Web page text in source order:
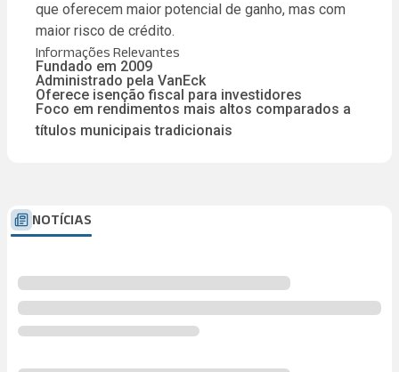
que oferecem maior potencial de ganho, mas com
maior risco de crédito.
Informações Relevantes
Fundado em 2009
Administrado pela VanEck
Oferece isenção fiscal para investidores
Foco em rendimentos mais altos comparados a
títulos municipais tradicionais
NOTÍCIAS